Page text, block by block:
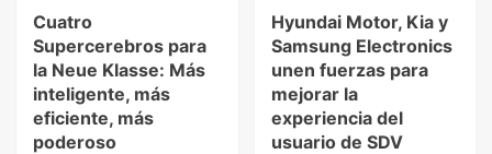
Cuatro
Supercerebros para
la Neue Klasse: Más
inteligente, más
eficiente, más
poderoso
Hyundai Motor, Kia y
Samsung Electronics
unen fuerzas para
mejorar la
experiencia del
usuario de SDV